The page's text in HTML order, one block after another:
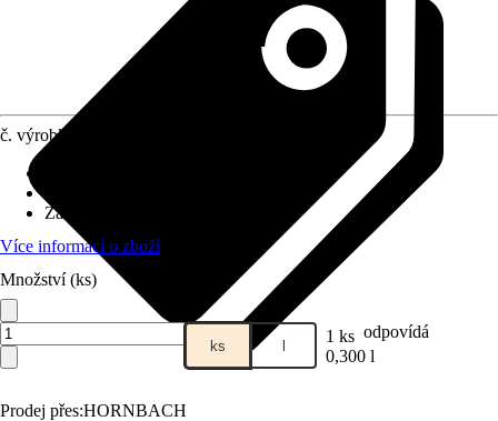
Prodej přes:HORNBACH
č. výrobku
Základní barva
Více informací o zboží
Množství (ks)
ks l 1 ks odpovídá
0,300 l